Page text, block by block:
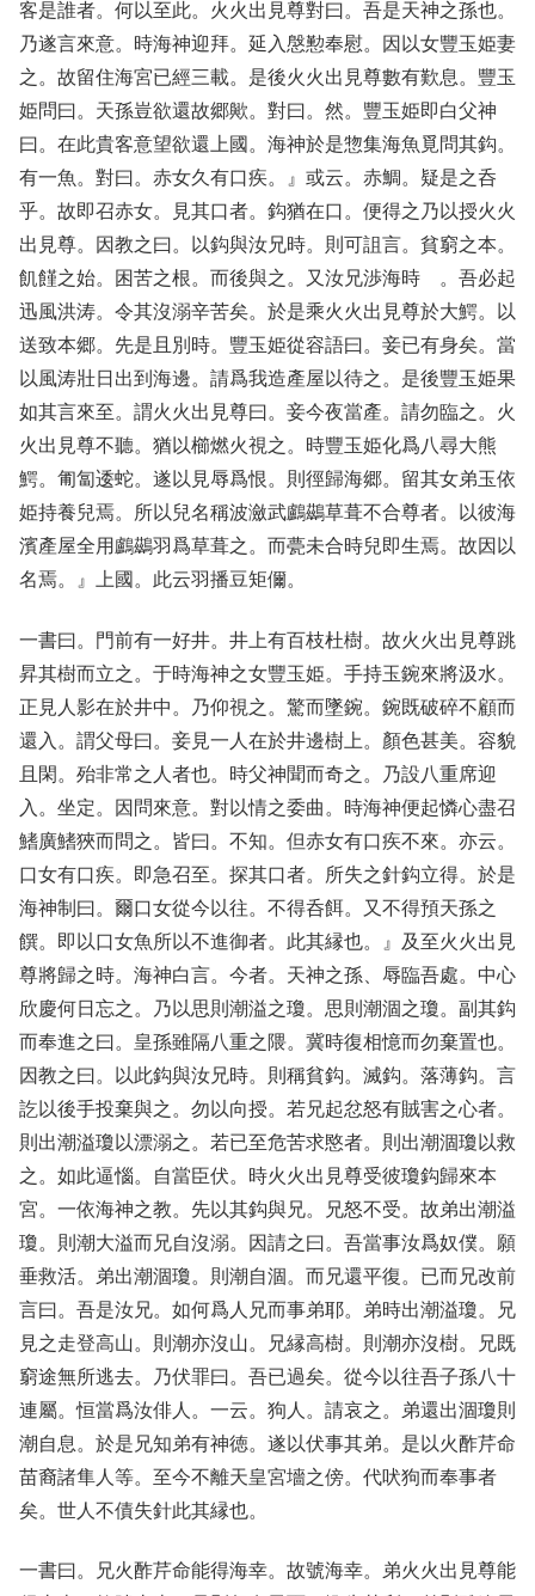
客是誰者。何以至此。火火出見尊對曰。吾是天神之孫也。
乃遂言來意。時海神迎拜。延入慇懃奉慰。因以女豐玉姫妻
之。故留住海宮已經三載。是後火火出見尊數有歎息。豐玉
姫問曰。天孫豈欲還故郷歟。對曰。然。豐玉姫即白父神
曰。在此貴客意望欲還上國。海神於是惣集海魚覓問其鈎。
有一魚。對曰。赤女久有口疾。』或云。赤鯛。疑是之呑
乎。故即召赤女。見其口者。鈎猶在口。便得之乃以授火火
出見尊。因教之曰。以鈎與汝兄時。則可詛言。貧窮之本。
飢饉之始。困苦之根。而後與之。又汝兄渉海時 。吾必起
迅風洪涛。令其沒溺辛苦矣。於是乘火火出見尊於大鰐。以
送致本郷。先是且別時。豐玉姫從容語曰。妾已有身矣。當
以風涛壯日出到海邊。請爲我造產屋以待之。是後豐玉姫果
如其言來至。謂火火出見尊曰。妾今夜當產。請勿臨之。火
火出見尊不聽。猶以櫛燃火視之。時豐玉姫化爲八尋大熊
鰐。匍匐逶蛇。遂以見辱爲恨。則徑歸海郷。留其女弟玉依
姫持養兒焉。所以兒名稱波瀲武鸕鷀草葺不合尊者。以彼海
濱產屋全用鸕鷀羽爲草葺之。而甍未合時兒即生焉。故因以
名焉。』上國。此云羽播豆矩儞。
一書曰。門前有一好井。井上有百枝杜樹。故火火出見尊跳
昇其樹而立之。于時海神之女豐玉姫。手持玉鋺來將汲水。
正見人影在於井中。乃仰視之。驚而墜鋺。鋺既破碎不顧而
還入。謂父母曰。妾見一人在於井邊樹上。顏色甚美。容貌
且閑。殆非常之人者也。時父神聞而奇之。乃設八重席迎
入。坐定。因問來意。對以情之委曲。時海神便起憐心盡召
鰭廣鰭狹而問之。皆曰。不知。但赤女有口疾不來。亦云。
口女有口疾。即急召至。探其口者。所失之針鈎立得。於是
海神制曰。爾口女從今以往。不得呑餌。又不得預天孫之
饌。即以口女魚所以不進御者。此其縁也。』及至火火出見
尊將歸之時。海神白言。今者。天神之孫、辱臨吾處。中心
欣慶何日忘之。乃以思則潮溢之瓊。思則潮涸之瓊。副其鈎
而奉進之曰。皇孫雖隔八重之隈。冀時復相憶而勿棄置也。
因教之曰。以此鈎與汝兄時。則稱貧鈎。滅鈎。落薄鈎。言
訖以後手投棄與之。勿以向授。若兄起忿怒有賊害之心者。
則出潮溢瓊以漂溺之。若已至危苦求愍者。則出潮涸瓊以救
之。如此逼惱。自當臣伏。時火火出見尊受彼瓊鈎歸來本
宮。一依海神之教。先以其鈎與兄。兄怒不受。故弟出潮溢
瓊。則潮大溢而兄自沒溺。因請之曰。吾當事汝爲奴僕。願
垂救活。弟出潮涸瓊。則潮自涸。而兄還平復。已而兄改前
言曰。吾是汝兄。如何爲人兄而事弟耶。弟時出潮溢瓊。兄
見之走登高山。則潮亦沒山。兄縁高樹。則潮亦沒樹。兄既
窮途無所逃去。乃伏罪曰。吾已過矣。從今以往吾子孫八十
連屬。恒當爲汝俳人。一云。狗人。請哀之。弟還出涸瓊則
潮自息。於是兄知弟有神徳。遂以伏事其弟。是以火酢芹命
苗裔諸隼人等。至今不離天皇宮墻之傍。代吠狗而奉事者
矣。世人不債失針此其縁也。
一書曰。兄火酢芹命能得海幸。故號海幸。弟火火出見尊能